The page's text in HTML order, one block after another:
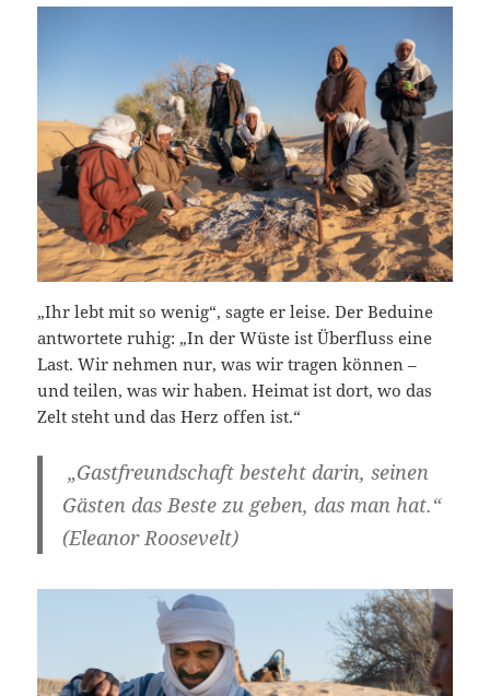
„Ihr lebt mit so wenig“, sagte er leise. Der Beduine
antwortete ruhig: „In der Wüste ist Überfluss eine
Last. Wir nehmen nur, was wir tragen können –
und teilen, was wir haben. Heimat ist dort, wo das
Zelt steht und das Herz offen ist.“
„Gastfreundschaft besteht darin, seinen
Gästen das Beste zu geben, das man hat.“
(Eleanor Roosevelt)